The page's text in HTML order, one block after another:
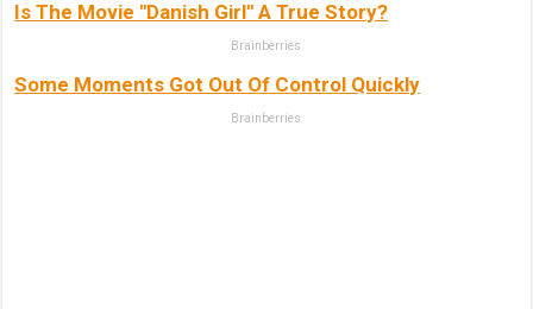
Is The Movie "Danish Girl" A True Story?
Brainberries
Some Moments Got Out Of Control Quickly
Brainberries